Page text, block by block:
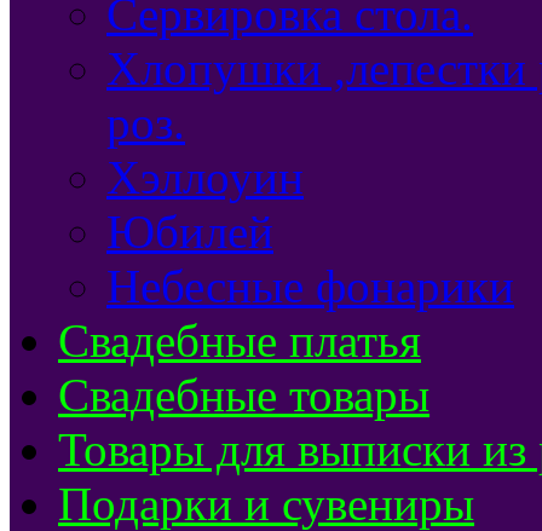
Сервировка стола.
Хлопушки ,лепестки
роз.
Хэллоуин
Юбилей
Небесные фонарики
Свадебные платья
Свадебные товары
Товары для выписки из
Подарки и сувениры